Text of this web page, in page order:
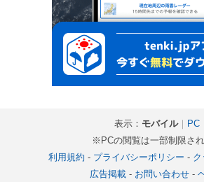
表示： モバイル｜ PC
※PCの閲覧は一部制限さ
利用規約 - プライバシーポリシー -
広告掲載- お問い合わせ-